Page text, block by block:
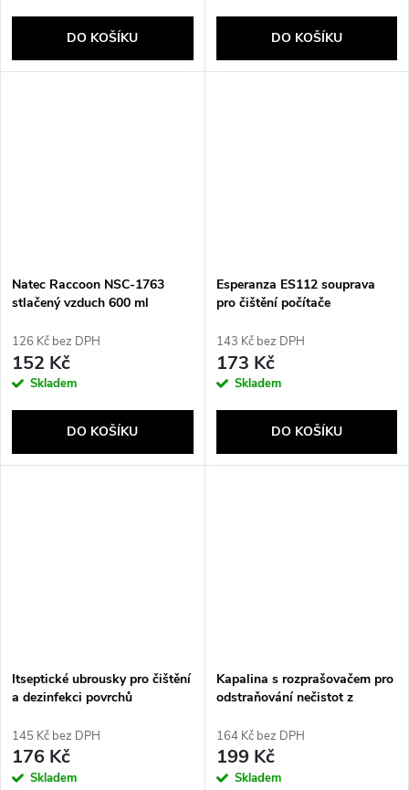
DO KOŠÍKU DO KOŠÍKU
Natec Raccoon NSC-1763
stlačený vzduch 600 ml
126 Kč bez DPH
152 Kč
Skladem
DO KOŠÍKU
Esperanza ES112 souprava
pro čištění počítače
143 Kč bez DPH
173 Kč
Skladem
DO KOŠÍKU
Itseptické ubrousky pro čištění
a dezinfekci povrchů
145 Kč bez DPH
176 Kč
Skladem
Kapalina s rozprašovačem pro
odstraňování nečistot z
IPA Plus AGT-252 500 ml
164 Kč bez DPH
199 Kč
Skladem